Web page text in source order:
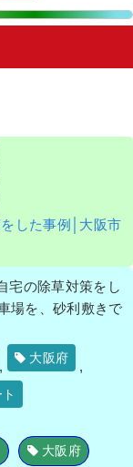
した事例│大阪市
宅の除草対策をし
場を、砂利敷きで
,
大阪府
,
大阪府